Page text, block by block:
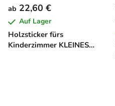
Holzsticker fürs
Kinderzimmer KLEINES
ab 22,60 €
Auf Lager